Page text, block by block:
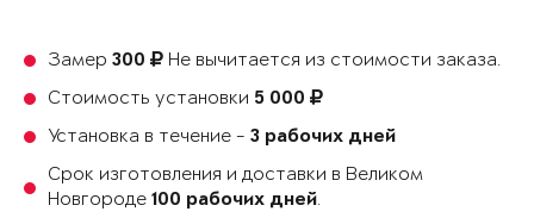
Замер 300
Не вычитается из стоимости заказа.
Стоимость установки 5 000
Установка в течение - 3 рабочих дней
Срок изготовления и доставки в Великом
Новгороде 100 рабочих дней.